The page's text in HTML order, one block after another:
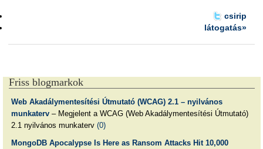
csirip
látogatás»
Friss blogmarkok
Web Akadálymentesítési Útmutató (WCAG) 2.1 – nyilvános
munkaterv– Megjelent a WCAG (Web Akadálymentesítési Útmutató)
2.1 nyilvános munkaterv (0)
MongoDB Apocalypse Is Here as Ransom Attacks Hit 10,000